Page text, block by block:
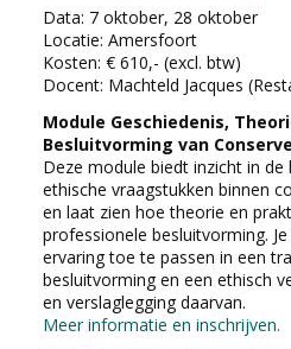
Data: 7 oktober, 28 oktober
Locatie: Amersfoort
Kosten: € 610,- (excl. btw)
Docent: Machteld Jacques
Module Geschiedenis,
Besluitvorming van
Deze module biedt inzicht in
ethische vraagstukken binnen
en laat zien hoe theorie en
professionele besluitvorming.
ervaring toe te passen in een
besluitvorming en een ethisch
en verslaglegging daarvan.
Meer informatie en inschrijven.